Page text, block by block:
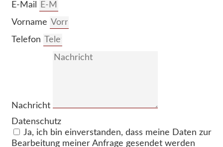
E-Mail
Vorname
Telefon
Nachricht
Datenschutz
Ja, ich bin einverstanden, dass meine Daten zur
Bearbeitung meiner Anfrage gesendet werden